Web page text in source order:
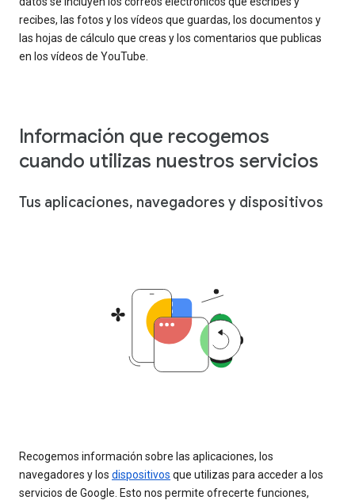
recibes, las fotos y los vídeos que guardas, los documentos y
las hojas de cálculo que creas y los comentarios que publicas
en los vídeos de YouTube.
Información que recogemos
cuando utilizas nuestros servicios
Tus aplicaciones, navegadores y dispositivos
Recogemos información sobre las aplicaciones, los
navegadores y los dispositivos que utilizas para acceder a los
servicios de Google. Esto nos permite ofrecerte funciones,